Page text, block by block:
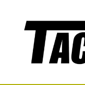
springen